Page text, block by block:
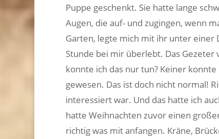
Puppe geschenkt. Sie hatte lange
Augen, die auf- und zugingen, wenn
Garten, legte mich mit ihr unter einer
Stunde bei mir überlebt. Das
konnte ich das nur tun? Keiner
gewesen. Das ist doch nicht normal!
interessiert war. Und das hatte ich
hatte Weihnachten zuvor einen
richtig was mit anfangen. Kräne,